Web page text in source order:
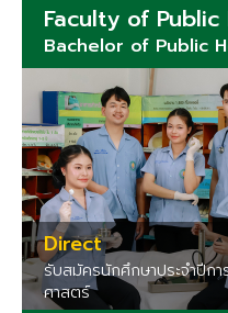
Faculty of Public
Bachelor of Public
Direct
รับสมัครนักศึกษาประจำปีก
ศาสตร์